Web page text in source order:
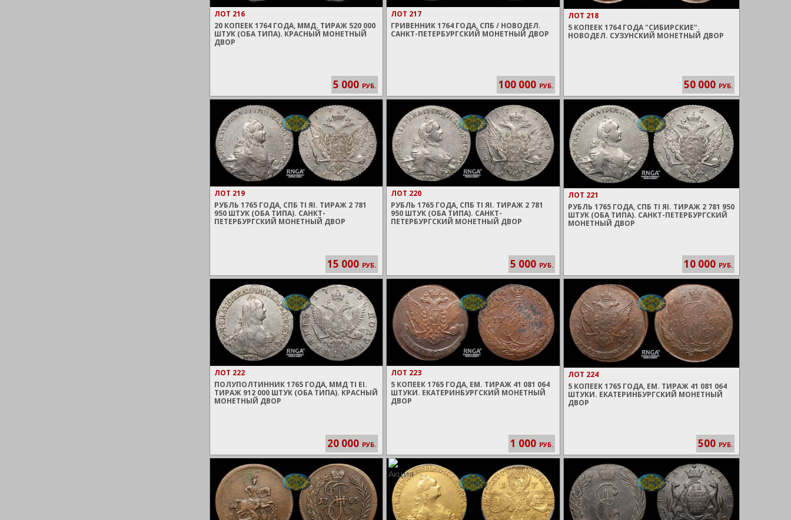
ЛОТ 216
20 КОПЕЕК 1764 ГОДА, ММД. ТИРАЖ 520 000
ШТУК (ОБА ТИПА). КРАСНЫЙ МОНЕТНЫЙ
ДВОР
5 000 РУБ.
ЛОТ 217
ГРИВЕННИК 1764 ГОДА, СПБ / НОВОДЕЛ.
САНКТ-ПЕТЕРБУРГСКИЙ МОНЕТНЫЙ ДВОР
100 000 РУБ.
ЛОТ 218
5 КОПЕЕК 1764 ГОДА "СИБИРСКИЕ".
НОВОДЕЛ. СУЗУНСКИЙ МОНЕТНЫЙ ДВОР
50 000 РУБ.
ЛОТ 219
РУБЛЬ 1765 ГОДА, СПБ TI ЯI. ТИРАЖ 2 781
950 ШТУК (ОБА ТИПА). САНКТ-
ПЕТЕРБУРГСКИЙ МОНЕТНЫЙ ДВОР
15 000 РУБ.
ЛОТ 220
РУБЛЬ 1765 ГОДА, СПБ TI ЯI. ТИРАЖ 2 781
950 ШТУК (ОБА ТИПА). САНКТ-
ПЕТЕРБУРГСКИЙ МОНЕТНЫЙ ДВОР
5 000 РУБ.
ЛОТ 221
РУБЛЬ 1765 ГОДА, СПБ TI ЯI. ТИРАЖ 2 781 950
ШТУК (ОБА ТИПА). САНКТ-ПЕТЕРБУРГСКИЙ
МОНЕТНЫЙ ДВОР
10 000 РУБ.
ЛОТ 222
ПОЛУПОЛТИННИК 1765 ГОДА, ММД TI EI.
ТИРАЖ 912 000 ШТУК (ОБА ТИПА). КРАСНЫЙ
МОНЕТНЫЙ ДВОР
20 000 РУБ.
ЛОТ 223
5 КОПЕЕК 1765 ГОДА, ЕМ. ТИРАЖ 41 081 064
ШТУКИ. ЕКАТЕРИНБУРГСКИЙ МОНЕТНЫЙ
ДВОР
1 000 РУБ.
ЛОТ 224
5 КОПЕЕК 1765 ГОДА, ЕМ. ТИРАЖ 41 081 064
ШТУКИ. ЕКАТЕРИНБУРГСКИЙ МОНЕТНЫЙ
ДВОР
500 РУБ.